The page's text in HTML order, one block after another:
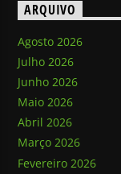
ARQUIVO
Agosto 2026
Julho 2026
Junho 2026
Maio 2026
Abril 2026
Março 2026
Fevereiro 2026